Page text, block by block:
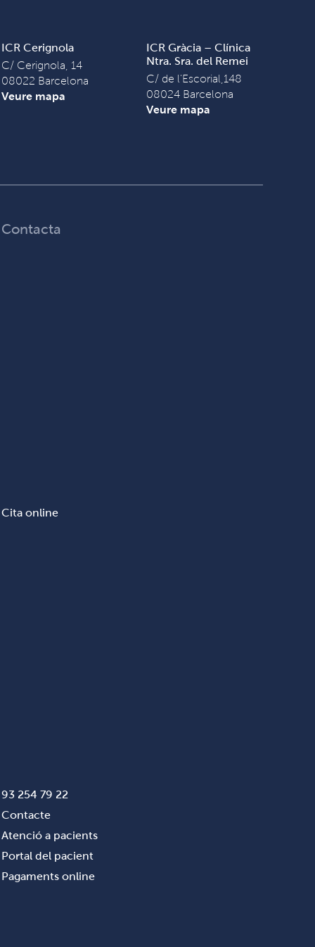
ICR Cerignola
C/ Cerignola, 14
08022 Barcelona
Veure mapa
ICR Gràcia – Clínica
Ntra. Sra. del Remei
C/ de l'Escorial,148
08024 Barcelona
Veure mapa
Contacta
Cita online
93 254 79 22
Contacte
Atenció a pacients
Portal del pacient
Pagaments online